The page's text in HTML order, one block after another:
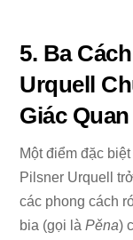
5. Ba
Urquell
Giác Quan
Một điểm đặc
Pilsner Urquell
các phong cách
bia (gọi làPěna)